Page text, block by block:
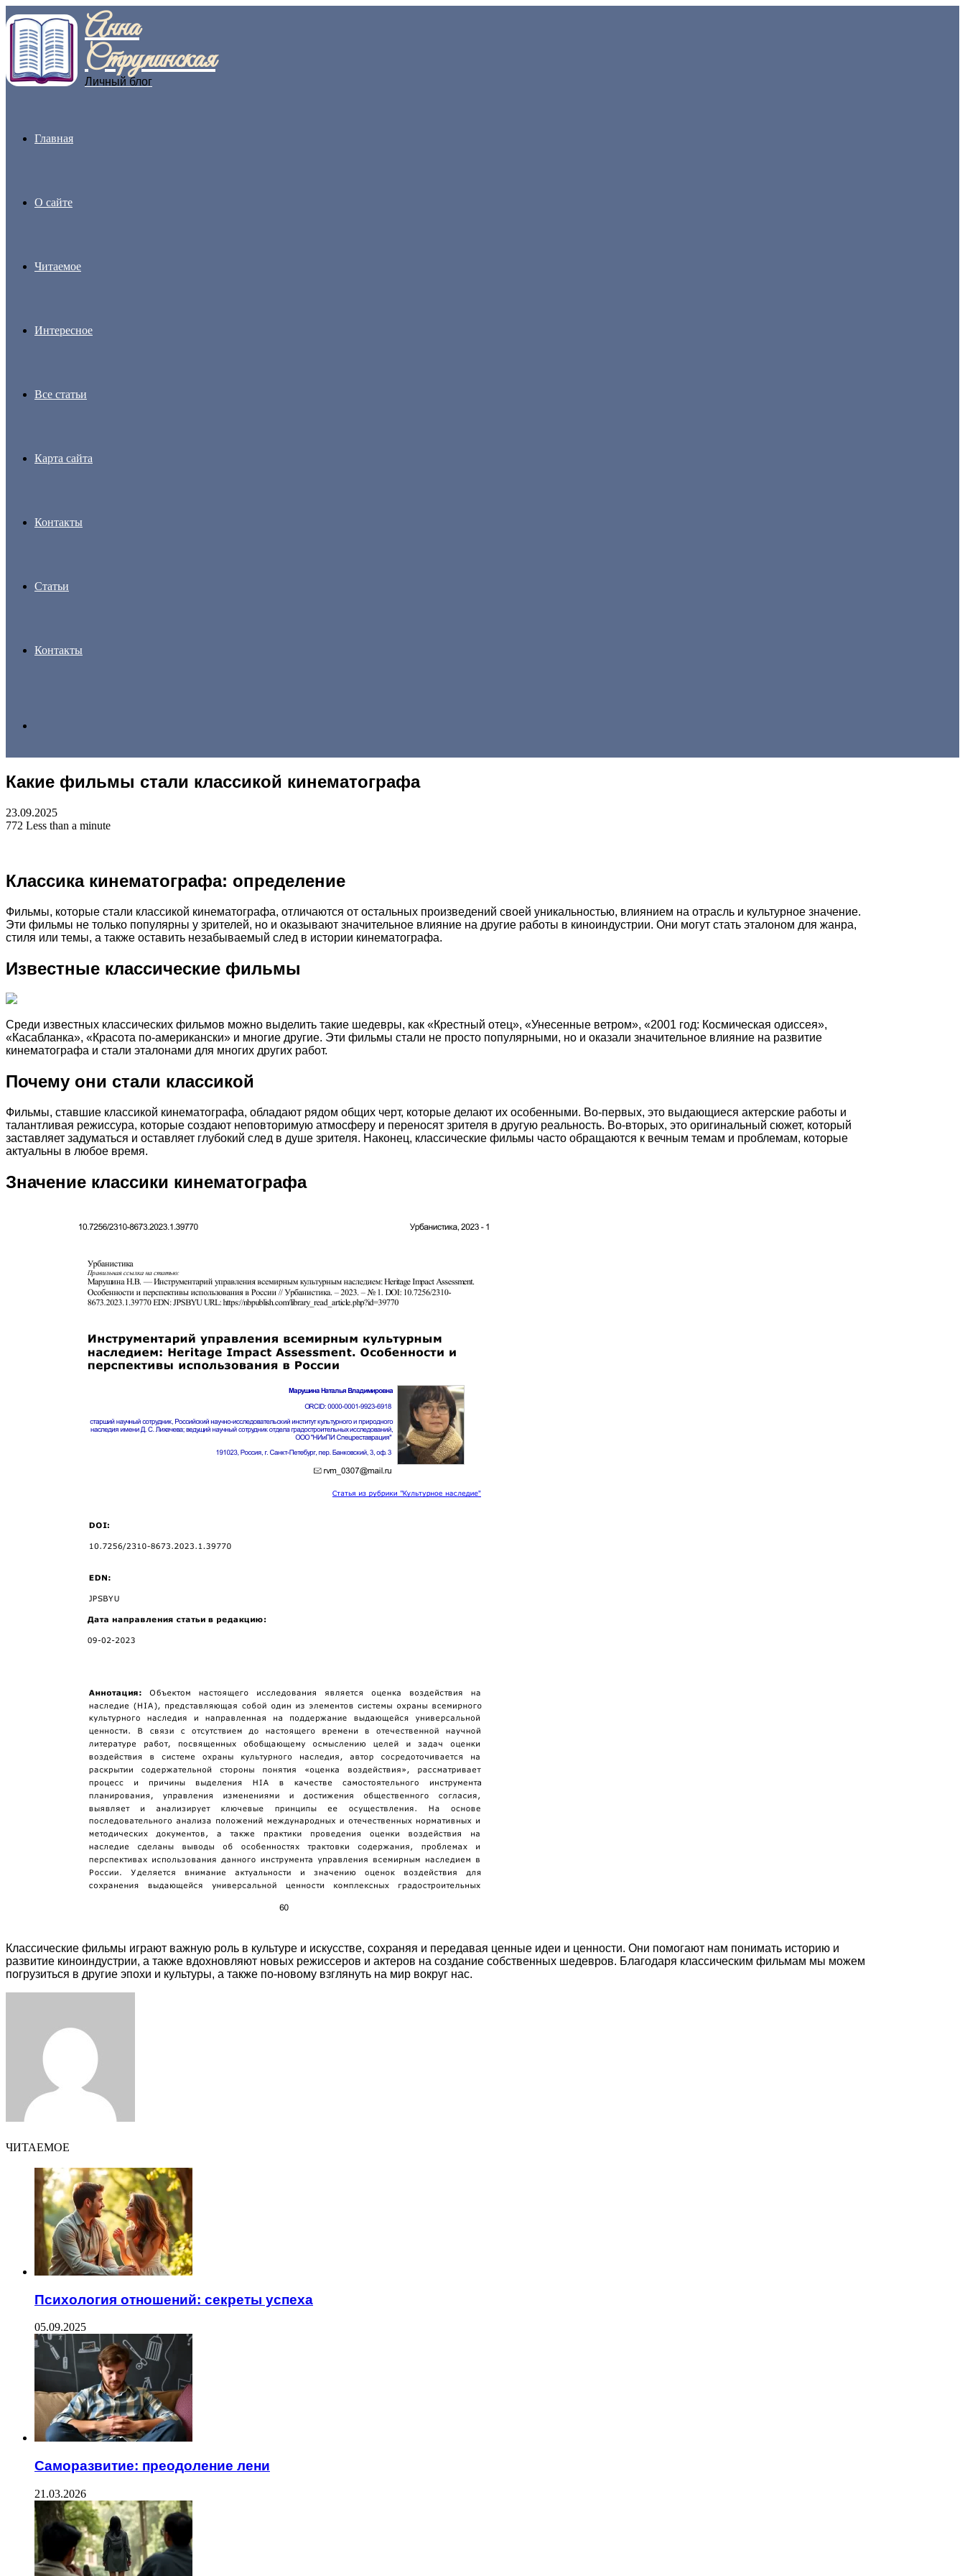
Menu
Анна
Струпинская
Личный блог
Главная
О сайте
Читаемое
Интересное
Все статьи
Карта сайта
Контакты
Статьи
Контакты
for
Какие фильмы стали классикой кинематографа
23.09.2025
772 Less than a minute
Классика кинематографа: определение
Фильмы, которые стали классикой кинематографа, отличаются от остальных произведений своей уникальностью, влиянием на отрасль и культурное значение.
Эти фильмы не только популярны у зрителей, но и оказывают значительное влияние на другие работы в киноиндустрии. Они могут стать эталоном для жанра,
стиля или темы, а также оставить незабываемый след в истории кинематографа.
Известные классические фильмы
Среди известных классических фильмов можно выделить такие шедевры, как «Крестный отец», «Унесенные ветром», «2001 год: Космическая одиссея»,
«Касабланка», «Красота по-американски» и многие другие. Эти фильмы стали не просто популярными, но и оказали значительное влияние на развитие
кинематографа и стали эталонами для многих других работ.
Почему они стали классикой
Фильмы, ставшие классикой кинематографа, обладают рядом общих черт, которые делают их особенными. Во-первых, это выдающиеся актерские работы и
талантливая режиссура, которые создают неповторимую атмосферу и переносят зрителя в другую реальность. Во-вторых, это оригинальный сюжет, который
заставляет задуматься и оставляет глубокий след в душе зрителя. Наконец, классические фильмы часто обращаются к вечным темам и проблемам, которые
актуальны в любое время.
Значение классики кинематографа
Классические фильмы играют важную роль в культуре и искусстве, сохраняя и передавая ценные идеи и ценности. Они помогают нам понимать историю и
развитие киноиндустрии, а также вдохновляют новых режиссеров и актеров на создание собственных шедевров. Благодаря классическим фильмам мы можем
погрузиться в другие эпохи и культуры, а также по-новому взглянуть на мир вокруг нас.
ЧИТАЕМОЕ
Психология отношений: секреты успеха
05.09.2025
Саморазвитие: преодоление лени
21.03.2026